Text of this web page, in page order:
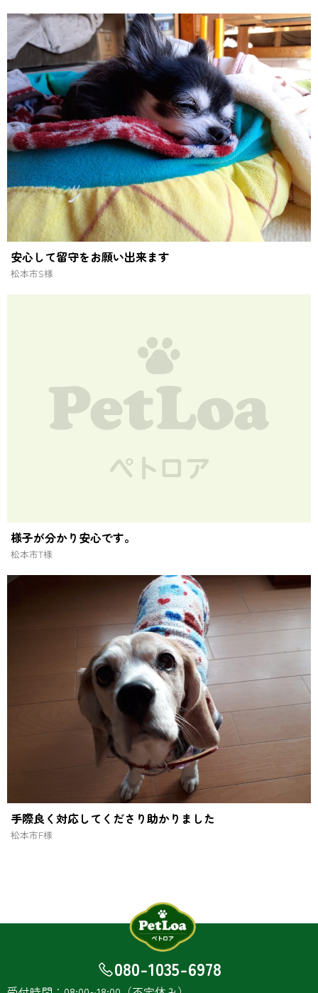
安心して留守をお願い出来ます
松本市S様
様子が分かり安心です。
松本市T様
手際良く対応してくださり助かりました
松本市F様
080-1035-6978